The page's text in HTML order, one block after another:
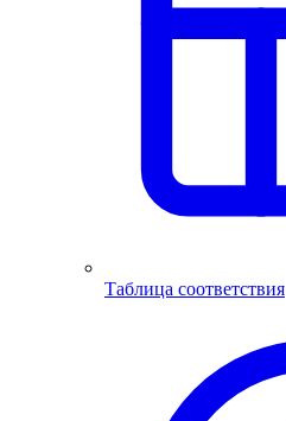
Таблица соответствия